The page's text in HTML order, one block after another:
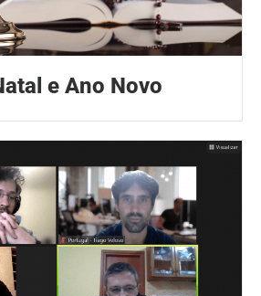
e Ano Novo